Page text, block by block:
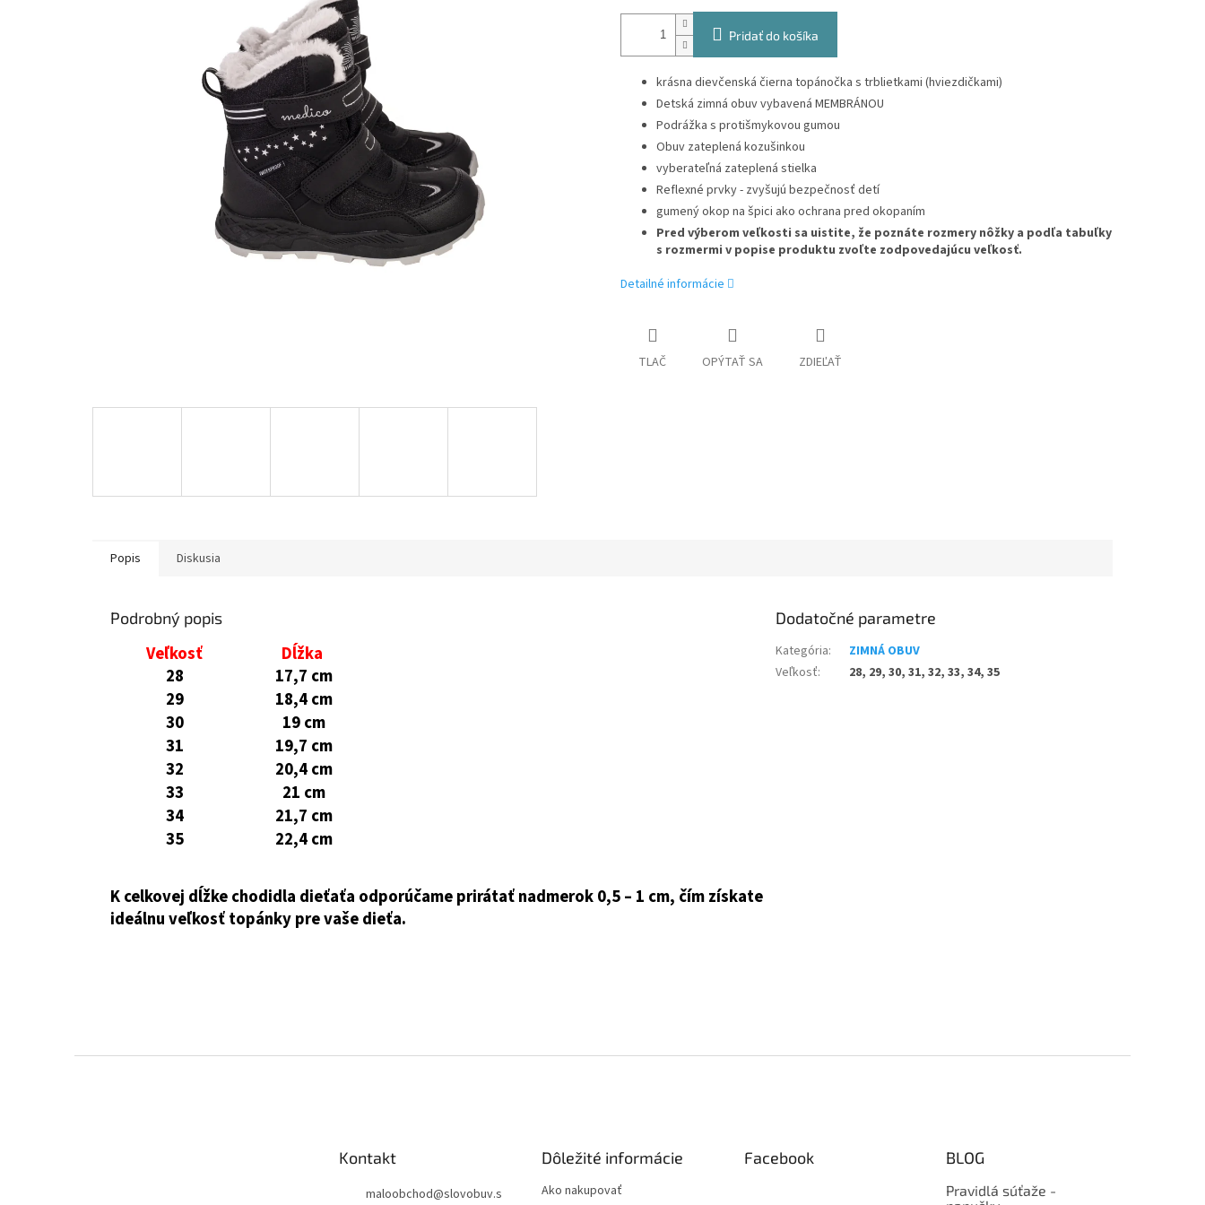
Pridať do košíka
krásna dievčenská čierna topánočka s trblietkami (hviezdičkami)
Detská zimná obuv vybavená MEMBRÁNOU
Podrážka s protišmykovou gumou
Obuv zateplená kozušinkou
vyberateľná zateplená stielka
Reflexné prvky - zvyšujú bezpečnosť detí
gumený okop na špici ako ochrana pred okopaním
Pred výberom veľkosti sa uistite, že poznáte rozmery nôžky a podľa tabuľky
s rozmermi v popise produktu zvoľte zodpovedajúcu veľkosť.
Detailné informácie
TLAČ OPÝTAŤ SA ZDIEĽAŤ
Popis Diskusia
Podrobný popis
Veľkosť
Dĺžka
28
17,7 cm
29
18,4 cm
30
19 cm
31
19,7 cm
32
20,4 cm
33
21 cm
34
21,7 cm
35
22,4 cm
K celkovej dĺžke chodidla dieťaťa odporúčame prirátať nadmerok 0,5 – 1 cm, čím získate
ideálnu veľkosť topánky pre vaše dieťa.
Dodatočné parametre
Kategória:
ZIMNÁ OBUV
Veľkosť: 28, 29, 30, 31, 32, 33, 34, 35
Kontakt
maloobchod@slovobuv.s
Dôležité informácie
Ako nakupovať
Facebook BLOG
Pravidlá súťaže -